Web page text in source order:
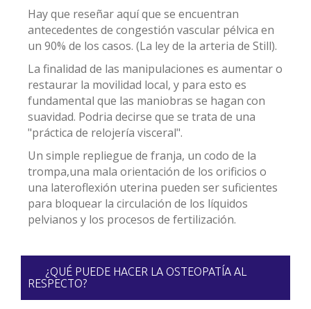
Hay que reseñar aquí que se encuentran
antecedentes de congestión vascular pélvica en
un 90% de los casos. (La ley de la arteria de Still).
La finalidad de las manipulaciones es aumentar o
restaurar la movilidad local, y para esto es
fundamental que las maniobras se hagan con
suavidad. Podria decirse que se trata de una
"práctica de relojería visceral".
Un simple repliegue de franja, un codo de la
trompa,una mala orientación de los orificios o
una lateroflexión uterina pueden ser suficientes
para bloquear la circulación de los líquidos
pelvianos y los procesos de fertilización.
¿QUÉ PUEDE HACER LA OSTEOPATÍA AL
RESPECTO?